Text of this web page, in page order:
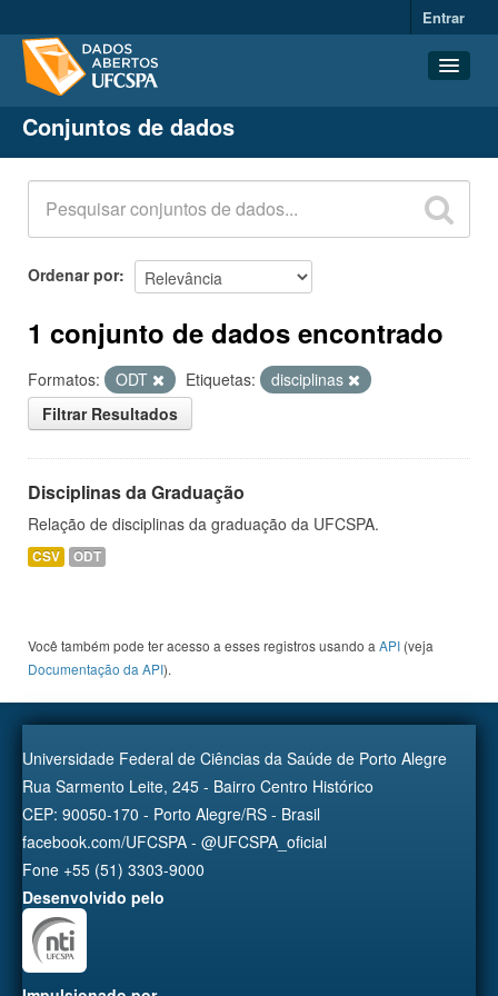
Entrar
Conjuntos de dados
Organizações
Grupos
Sobre
Conjuntos de dados
Ordenar por
1 conjunto de dados encontrado
Formatos: ODT Etiquetas:
disciplinas
Filtrar Resultados
Disciplinas da Graduação
Relação de disciplinas da graduação da UFCSPA.
CSV ODT
Você também pode ter acesso a esses registros usando a API (veja
Documentação da API).
Universidade Federal de Ciências da Saúde de Porto Alegre
Rua Sarmento Leite, 245 - Bairro Centro Histórico
CEP: 90050-170 - Porto Alegre/RS - Brasil
facebook.com/UFCSPA - @UFCSPA_oficial
Fone +55 (51) 3303-9000
Desenvolvido pelo